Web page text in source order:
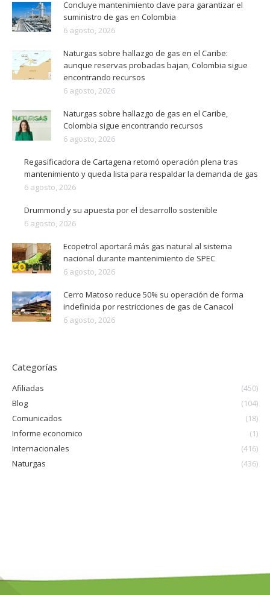
Concluye mantenimiento clave para garantizar el
suministro de gas en Colombia
6 agosto, 2026
Naturgas sobre hallazgo de gas en el Caribe:
aunque reservas probadas bajan, Colombia sigue
encontrando recursos
6 agosto, 2026
Naturgas sobre hallazgo de gas en el Caribe,
Colombia sigue encontrando recursos
6 agosto, 2026
Regasificadora de Cartagena retomó operación plena tras
mantenimiento y queda lista para respaldar la demanda de gas
6 agosto, 2026
Drummond y su apuesta por el desarrollo sostenible
6 agosto, 2026
Ecopetrol aportará más gas natural al sistema
nacional durante mantenimiento de SPEC
6 agosto, 2026
Cerro Matoso reduce 50% su operación de forma
indefinida por restricciones de gas de Canacol
6 agosto, 2026
Categorías
Afiliadas
(450)
Blog
(104)
Comunicados
(18)
Informe economico
(1)
Internacionales
(416)
Naturgas
(436)